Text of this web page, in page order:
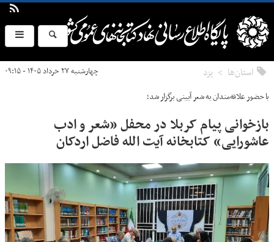
استان‌ها يزد چهارشنبه ۲۷ خرداد ۱۴۰۵ - ۰۹:۱۵
با حضور علاقه‌مندان به شعر آیینی برگزار شد؛
بازخوانی پیام کربلا در محفل «شعر و ادب
عاشورایی» کتابخانه آیت الله فاضل اردکان